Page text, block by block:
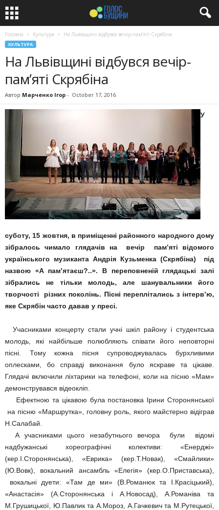
Головна Культура На Львівщині відбувся вечір-пам’яті Скрябіна
КУЛЬТУРА
На Львівщині відбувся вечір-
пам’яті Скрябіна
Автор Марченко Ігор - October 17, 2016
У
суботу, 15 жовтня, в приміщенні районного народного дому
зібралось чимало глядачів на вечір пам’яті відомого
українського музиканта Андрія Кузьменка (Скрябіна) під
назвою «А пам’ятаєш?..». В переповненій глядацькі залі
зібрались не тільки молодь, але шанувальники його
творчості різних поколінь. Пісні переплітались з інтерв’ю,
яке Скрябін часто давав у пресі.
Учасниками концерту стали учні шкіл району і студентська
молодь, які найбільше полюбляють співати його неповторні
пісні. Тому кожна пісня супроводжувалась бурхливими
оплесками, бо справді виконання було яскраве та цікаве.
Глядачі включили ліхтарики на телефоні, коли на пісню «Мам»
демонструвався відеокліп.
Ефектною та цікавою була постановка Ірини Сторонянської
на пісню «Маршрутка», головну роль, якого майстерно відіграв
Н.Салабай.
А учасниками цього незабутнього вечора були відомі
надбужанські хореографічні колективи: «Енерджі»
(кер.І.Сторонянська), «Еврика» (кер.Т.Новак), «Смайлики»
(Ю.Вовк), вокальний ансамбль «Елегія» (кер.О.Приставська),
вокальні дуети: «Там де ми» (В.Романюк та І.Красіцький),
«Анастасія» (А.Сторонянська і А.Новосад), А.Романіва та
М.Грушицької, Ю.Павлик та А.Мороз, А.Гачкевич та М.Рутецької,